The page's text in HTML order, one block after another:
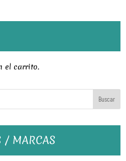
el carrito.
Buscar
/ MARCAS